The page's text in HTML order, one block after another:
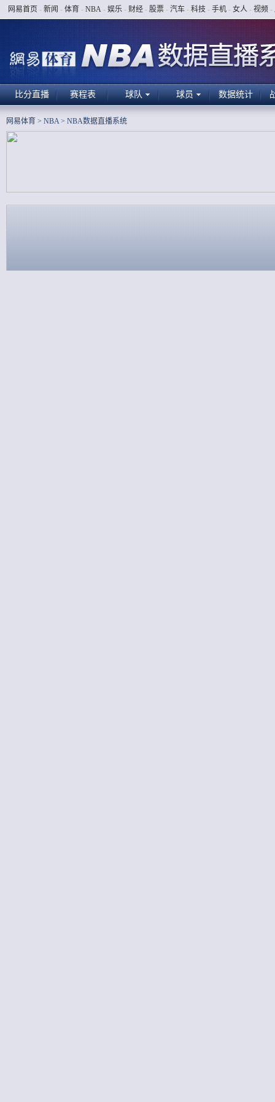
网易首页 - 新闻 - 体育 - NBA - 娱乐 - 财经 - 股票 - 汽车 - 科技 - 手机 - 女人 - 视频 -
比分直播 赛程表 球队 球员 数据统计
网易体育 > NBA> NBA数据直播系统